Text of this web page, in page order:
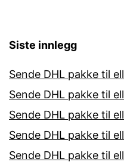
Siste innlegg
Sende DHL pakke til
Sende DHL pakke til
Sende DHL pakke til
Sende DHL pakke til
Sende DHL pakke til